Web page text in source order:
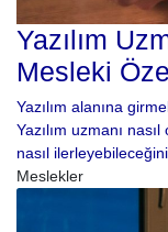
Yazılım
Mesleki
Yazılım alanına
Yazılım uzmanı
nasıl
Meslekler